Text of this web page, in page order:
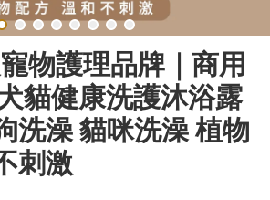
物護理品牌｜商用
貓健康洗護沐浴露
洗澡 貓咪洗澡 植物
刺激